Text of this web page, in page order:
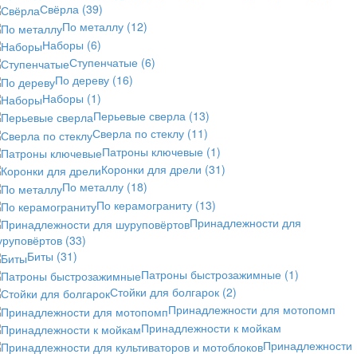
Свёрла (39)
По металлу (12)
Наборы (6)
Ступенчатые (6)
По дереву (16)
Наборы (1)
Перьевые сверла (13)
Сверла по стеклу (11)
Патроны ключевые (1)
Коронки для дрели (31)
По металлу (18)
По керамограниту (13)
Принадлежности для
(33)
Биты (31)
Патроны быстрозажимные (1)
Стойки для болгарок (2)
Принадлежности для мотопомп
Принадлежности к мойкам
Принадлежности